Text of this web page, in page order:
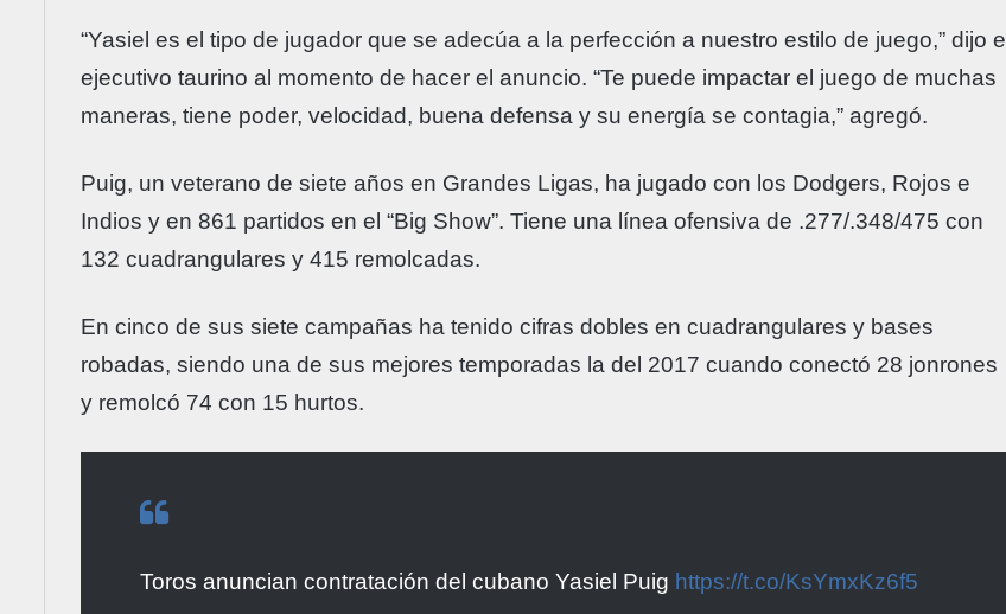
“Yasiel es el tipo de jugador que se adecúa a la perfección a nuestro estilo de juego,” dijo el
ejecutivo taurino al momento de hacer el anuncio. “Te puede impactar el juego de muchas
maneras, tiene poder, velocidad, buena defensa y su energía se contagia,” agregó.
Puig, un veterano de siete años en Grandes Ligas, ha jugado con los Dodgers, Rojos e
Indios y en 861 partidos en el “Big Show”. Tiene una línea ofensiva de .277/.348/475 con
132 cuadrangulares y 415 remolcadas.
En cinco de sus siete campañas ha tenido cifras dobles en cuadrangulares y bases
robadas, siendo una de sus mejores temporadas la del 2017 cuando conectó 28 jonrones
y remolcó 74 con 15 hurtos.
Toros anuncian contratación del cubano Yasiel Puig https://t.co/KsYmxKz6f5